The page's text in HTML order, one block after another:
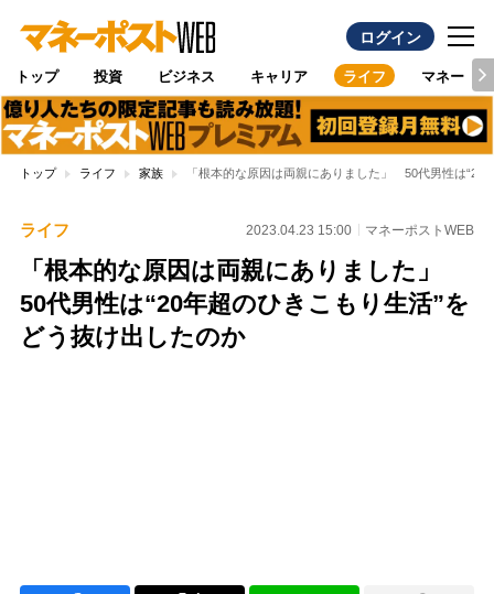
ログイン
トップ 投資 ビジネス キャリア ライフ マネー
トップ ライフ 家族 「根本的な原因は両親にありました」 50代男性は“20
ライフ 2023.04.23 15:00 マネーポストWEB
「根本的な原因は両親にありました」
50代男性は“20年超のひきこもり生活”を
どう抜け出したのか